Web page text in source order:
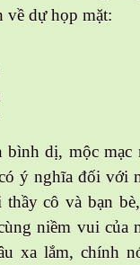
về dự họp mặt:
dị, mộc mạc
ý nghĩa đối với
cô và bạn
niềm vui của
xa lắm, chính